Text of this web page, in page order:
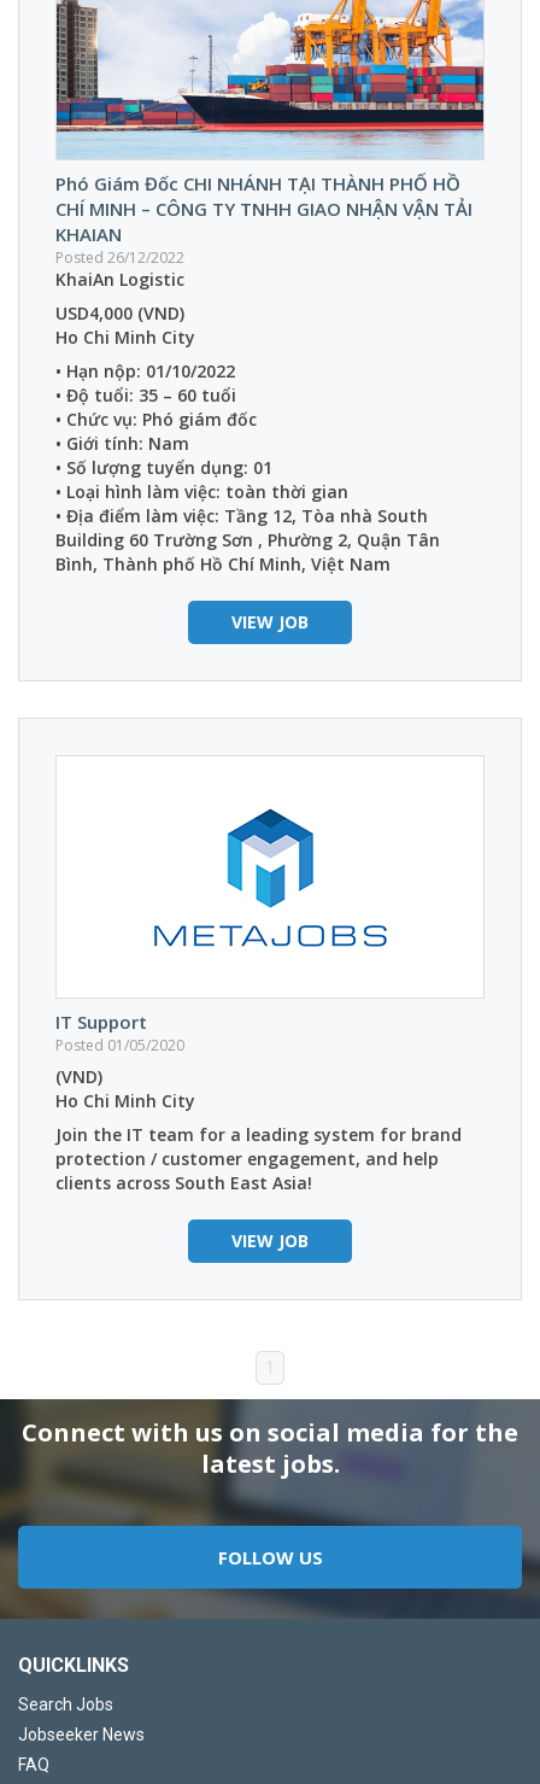
Phó Giám Đốc CHI NHÁNH TẠI THÀNH PHỐ HỒ
CHÍ MINH – CÔNG TY TNHH GIAO NHẬN VẬN TẢI
KHAIAN
Posted 26/12/2022
KhaiAn Logistic
USD4,000 (VND)
Ho Chi Minh City
• Hạn nộp: 01/10/2022
• Độ tuổi: 35 – 60 tuổi
• Chức vụ: Phó giám đốc
• Giới tính: Nam
• Số lượng tuyển dụng: 01
• Loại hình làm việc: toàn thời gian
• Địa điểm làm việc: Tầng 12, Tòa nhà South
Building 60 Trường Sơn , Phường 2, Quận Tân
Bình, Thành phố Hồ Chí Minh, Việt Nam
VIEW JOB
IT Support
Posted 01/05/2020
(VND)
Ho Chi Minh City
Join the IT team for a leading system for brand
protection / customer engagement, and help
clients across South East Asia!
VIEW JOB
1
Connect with us on social media for the
latest jobs.
FOLLOW US
QUICKLINKS
Search Jobs
Jobseeker News
FAQ